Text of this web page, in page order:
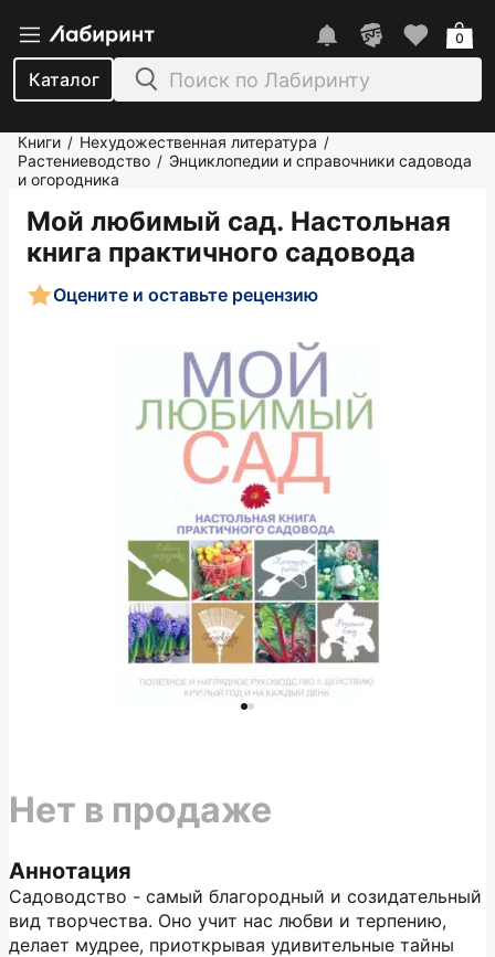
Каталог
0
Книги / Нехудожественная литература /
Растениеводство / Энциклопедии и справочники садовода
и огородника
Мой любимый сад. Настольная
книга практичного садовода
Оцените и оставьте рецензию
Аннотация
Садоводство - самый благородный и созидательный
вид творчества. Оно учит нас любви и терпению,
делает мудрее, приоткрывая удивительные тайны
Нет в продаже